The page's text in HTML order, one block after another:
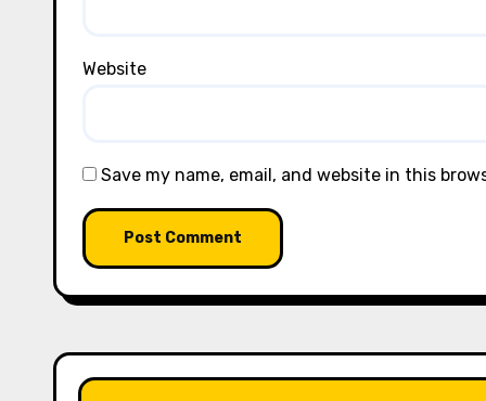
Website
Save my name, email, and website in this